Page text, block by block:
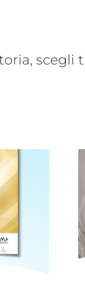
scegli
La
Roma